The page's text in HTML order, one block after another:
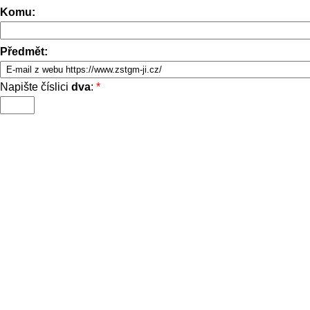
Komu:
Předmět:
Napište číslici dva: *